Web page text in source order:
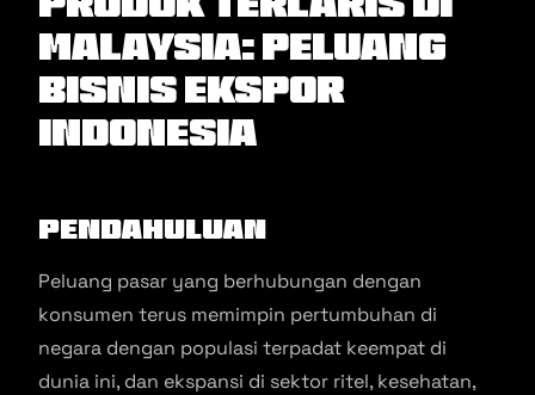
Malaysia: Peluang
Bisnis Ekspor
Indonesia
Pendahuluan
Peluang pasar yang berhubungan dengan
konsumen terus memimpin pertumbuhan di
negara dengan populasi terpadat keempat di
dunia ini, dan ekspansi di sektor ritel, kesehatan,